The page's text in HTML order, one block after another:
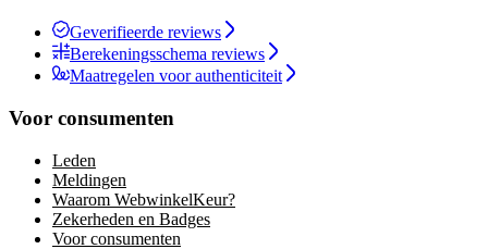
Geverifieerde reviews
Berekeningsschema reviews
Maatregelen voor authenticiteit
Voor consumenten
Leden
Meldingen
Waarom WebwinkelKeur?
Zekerheden en Badges
Voor consumenten